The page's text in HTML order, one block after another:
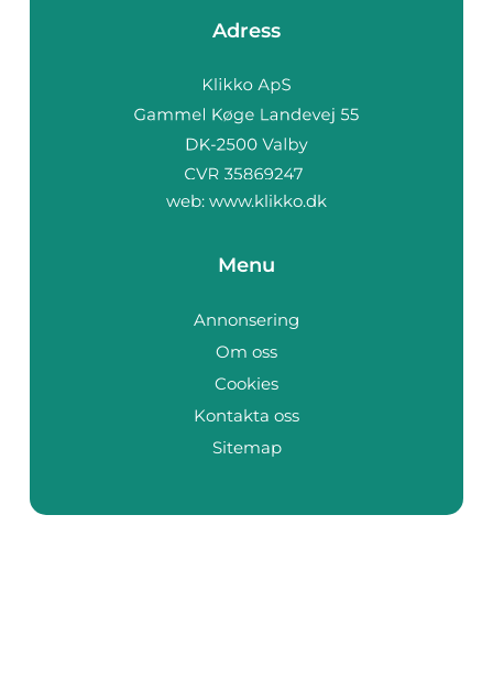
Adress
web: www.klikko.dk
Menu
Annonsering
Om oss
Cookies
Kontakta oss
Sitemap